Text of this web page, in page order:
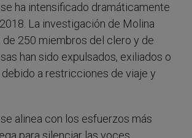
ha intensificado dramáticamente
La investigación de Molina
de 250 miembros del clero y de
han sido expulsados, exiliados o
a restricciones de viaje y
alinea con los esfuerzos más
para silenciar las voces